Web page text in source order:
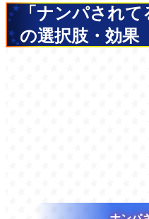
「ナンパされ
の選択肢・効果